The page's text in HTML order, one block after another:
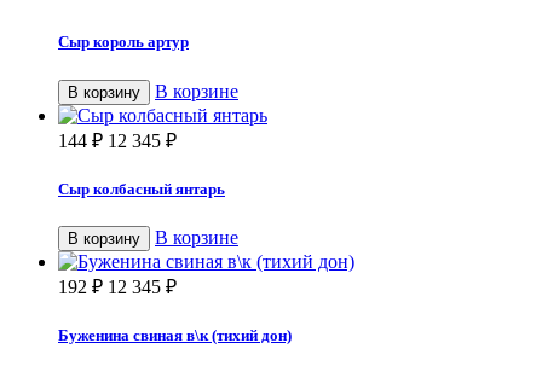
Сыр король артур
В корзину В корзине
144 ₽ 12 345 ₽
Сыр колбасный янтарь
В корзину В корзине
192 ₽ 12 345 ₽
Буженина свиная в\к (тихий дон)